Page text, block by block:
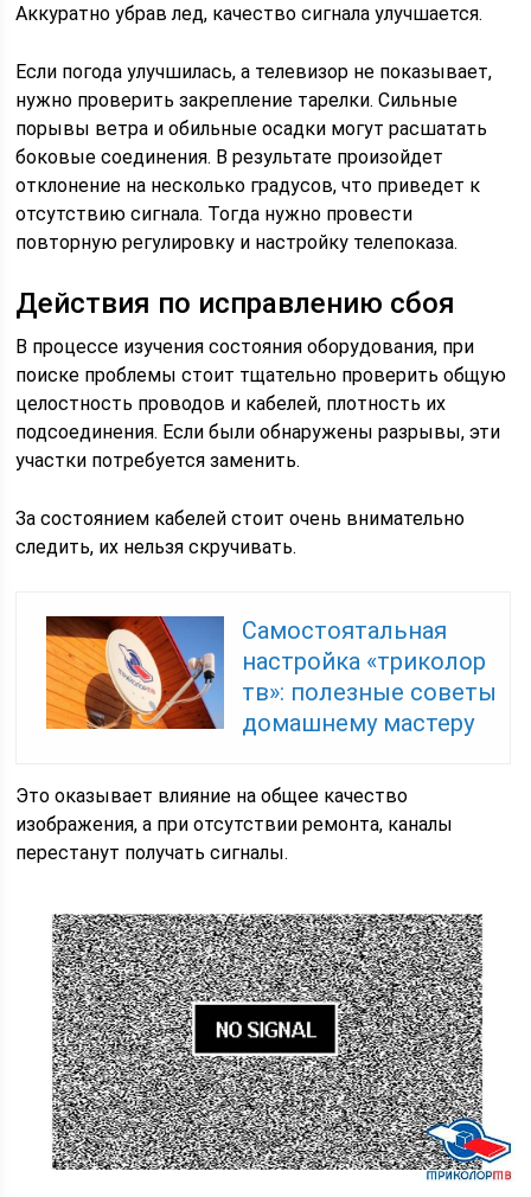
Аккуратно убрав лед, качество сигнала улучшается.
Если погода улучшилась, а телевизор не показывает,
нужно проверить закрепление тарелки. Сильные
порывы ветра и обильные осадки могут расшатать
боковые соединения. В результате произойдет
отклонение на несколько градусов, что приведет к
отсутствию сигнала. Тогда нужно провести
повторную регулировку и настройку телепоказа.
Действия по исправлению сбоя
В процессе изучения состояния оборудования, при
поиске проблемы стоит тщательно проверить общую
целостность проводов и кабелей, плотность их
подсоединения. Если были обнаружены разрывы, эти
участки потребуется заменить.
За состоянием кабелей стоит очень внимательно
следить, их нельзя скручивать.
Самостоятальная
настройка «триколор
тв»: полезные советы
домашнему мастеру
Это оказывает влияние на общее качество
изображения, а при отсутствии ремонта, каналы
перестанут получать сигналы.